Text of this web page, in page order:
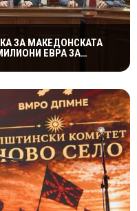
ЗА МАКЕДОНСКАТА
ЕВРА ЗА